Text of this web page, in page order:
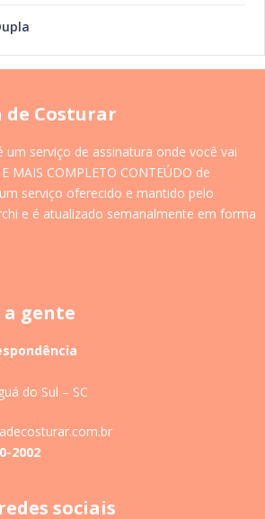
de Costurar
um serviço de assinatura onde você vai
MAIS COMPLETO CONTEÚDO de
serviço oferecido e mantido pelo
e é atualizado semanalmente em forma
a gente
do Sul – SC
2002
sociais